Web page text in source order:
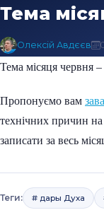
Тема
Олексій Авдєєв
Тема місяця червня
Пропонуємо вам
технічних причин
записати за весь
Теги: # дары Духа